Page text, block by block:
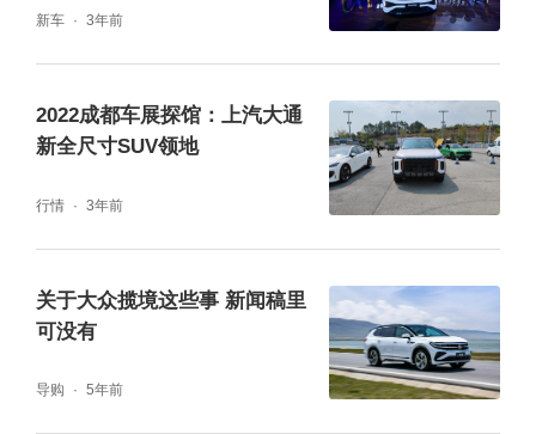
新车 3年前
2022成都车展探馆：上汽大通
新全尺寸SUV领地
行情 3年前
关于大众揽境这些事 新闻稿里
可没有
导购 5年前